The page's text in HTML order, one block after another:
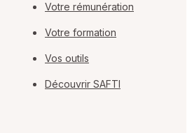
Votre rémunération
Votre formation
Vos outils
Découvrir SAFTI